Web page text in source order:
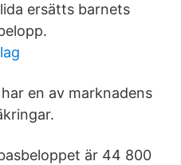
ersätts barnets
en av marknadens
är 44 800